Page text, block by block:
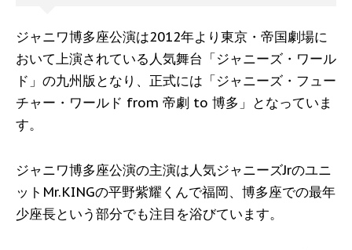
ジャニワ博多座公演は2012年より東京・帝国劇場に
おいて上演されている人気舞台「ジャニーズ・ワール
ド」の九州版となり、正式には「ジャニーズ・フュー
チャー・ワールド from 帝劇 to 博多」となっていま
す。
ジャニワ博多座公演の主演は人気ジャニーズJrのユニ
ットMr.KINGの平野紫耀くんで福岡、博多座での最年
少座長という部分でも注目を浴びています。